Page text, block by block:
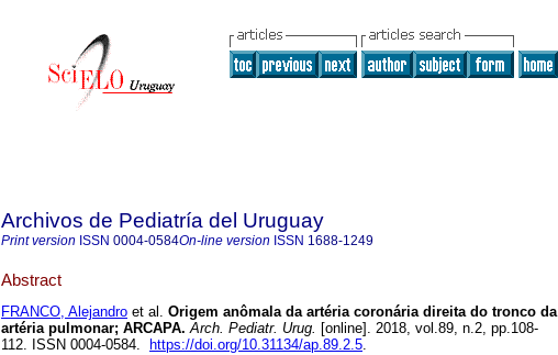
Archivos de Pediatría del Uruguay
Print version ISSN 0004-0584On-line version ISSN 1688-1249
Abstract
FRANCO, Alejandro et al. Origem anômala da artéria coronária direita do tronco da
artéria pulmonar; ARCAPA. Arch. Pediatr. Urug. [online]. 2018, vol.89, n.2, pp.108-
112. ISSN 0004-0584.
https://doi.org/10.31134/ap.89.2.5.